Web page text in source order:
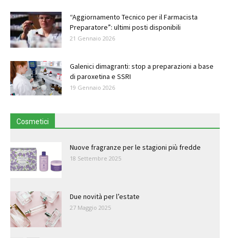
“Aggiornamento Tecnico per il Farmacista
Preparatore”: ultimi posti disponibili
21 Gennaio 2026
Galenici dimagranti: stop a preparazioni a base
di paroxetina e SSRI
19 Gennaio 2026
Cosmetici
Nuove fragranze per le stagioni più fredde
18 Settembre 2025
Due novità per l’estate
27 Maggio 2025